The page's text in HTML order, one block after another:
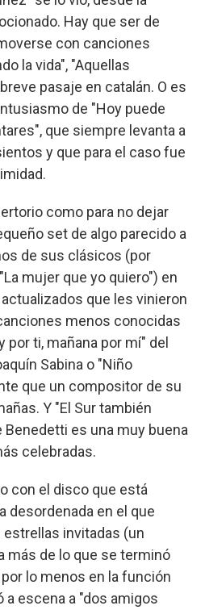
Hay que ser de
con canciones
la vida", "Aquellas
pasaje en catalán. O es
de "Hoy puede
que siempre levanta a
y que para el caso fue
como para no dejar
set de algo parecido a
de sus clásicos (por
mujer que yo quiero") en
que les vinieron
menos conocidas
por ti, mañana por mí" del
Sabina o "Niño
que un compositor de su
Y "El Sur también
es una muy buena
celebradas.
con el disco que está
desordenada en el que
invitadas (un
más de lo que se terminó
lo menos en la función
a escena a "dos amigos